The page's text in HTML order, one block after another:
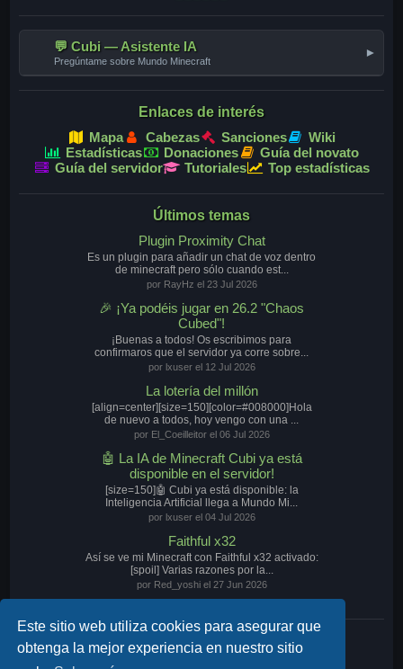
Este sitio web utiliza cookies para asegurar que
obtenga la mejor experiencia en nuestro sitio
💬 Cubi — Asistente IA
Pregúntame sobre Mundo Minecraft
▾
Enlaces de interés
Mapa
Cabezas Sanciones
Wiki
Estadísticas
Donaciones
Guía del novato
Guía del servidor
Tutoriales Top estadísticas
Últimos temas
Plugin Proximity Chat
Es un plugin para añadir un chat de voz dentro
de minecraft pero sólo cuando est...
por RayHz el 23 Jul 2026
🎉 ¡Ya podéis jugar en 26.2 "Chaos
Cubed"!
¡Buenas a todos! Os escribimos para
confirmaros que el servidor ya corre sobre...
por lxuser el 12 Jul 2026
La lotería del millón
[align=center][size=150][color=#008000]Hola
de nuevo a todos, hoy vengo con una ...
por El_Coeilleitor el 06 Jul 2026
🤖 La IA de Minecraft Cubi ya está
disponible en el servidor!
[size=150]🤖 Cubi ya está disponible: la
Inteligencia Artificial llega a Mundo Mi...
por lxuser el 04 Jul 2026
Faithful x32
Así se ve mi Minecraft con Faithful x32 activado:
[spoil] Varias razones por la...
por Red_yoshi el 27 Jun 2026
Nuestro Discord